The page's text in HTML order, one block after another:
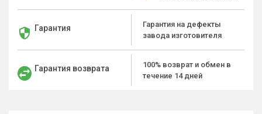
Гарантия
Гарантия на дефекты
завода изготовителя
Гарантия возврата
100% возврат и обмен в
течение 14 дней